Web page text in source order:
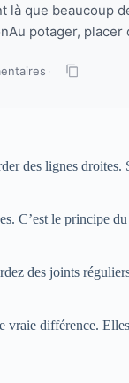
là que beaucoup
potager, placer
·
des lignes
C’est le principe du
des joints
vraie différence.